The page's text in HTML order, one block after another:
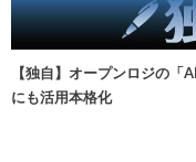
【独自】オープンロジの
にも活用本格化